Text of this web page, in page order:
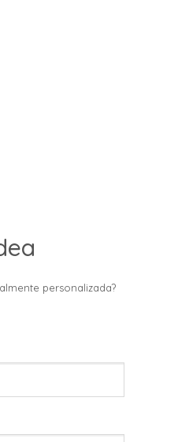
personalizada?